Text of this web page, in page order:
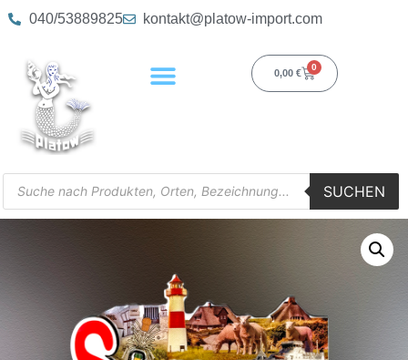
040/53889825 kontakt@platow-import.com
0,00 €
0
SUCHEN